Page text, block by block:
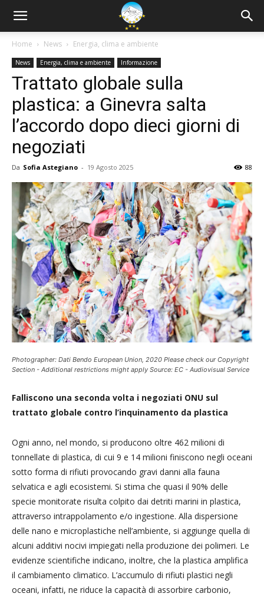
Home News Energia, clima e ambiente
News Energia, clima e ambiente Informazione
Trattato globale sulla
plastica: a Ginevra salta
l’accordo dopo dieci giorni di
negoziati
Da Sofia Astegiano - 19 Agosto 2025 88
Photographer: Dati Bendo European Union, 2020 Please check our Copyright
Section - Additional restrictions might apply Source: EC - Audiovisual Service
Falliscono una seconda volta i negoziati ONU sul
trattato globale contro l’inquinamento da plastica
Ogni anno, nel mondo, si producono oltre 462 milioni di
tonnellate di plastica, di cui 9 e 14 milioni finiscono negli oceani
sotto forma di rifiuti provocando gravi danni alla fauna
selvatica e agli ecosistemi. Si stima che quasi il 90% delle
specie monitorate risulta colpito dai detriti marini in plastica,
attraverso intrappolamento e/o ingestione. Alla dispersione
delle nano e microplastiche nell’ambiente, si aggiunge quella di
alcuni additivi nocivi impiegati nella produzione dei polimeri. Le
evidenze scientifiche indicano, inoltre, che la plastica amplifica
il cambiamento climatico. L’accumulo di rifiuti plastici negli
oceani, infatti, ne riduce la capacità di assorbire carbonio,